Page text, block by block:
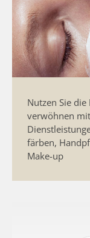
Nutzen Sie die
verwöhnen
färben,
Make-up